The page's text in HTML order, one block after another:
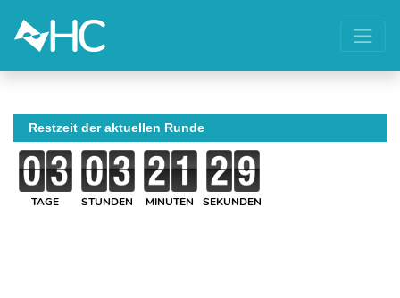
Restzeit der aktuellen Runde
TAGE STUNDEN MINUTEN SEKUNDEN